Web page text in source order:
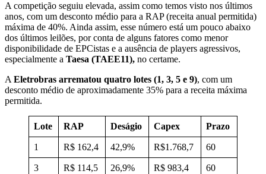
A competição seguiu elevada, assim como temos visto nos últimos
anos, com um desconto médio para a RAP (receita anual permitida)
máxima de 40%. Ainda assim, esse número está um pouco abaixo
dos últimos leilões, por conta de alguns fatores como menor
disponibilidade de EPCistas e a ausência de players agressivos,
especialmente a Taesa (TAEE11), no certame.
A Eletrobras arrematou quatro lotes (1, 3, 5 e 9), com um
desconto médio de aproximadamente 35% para a receita máxima
permitida.
Lote RAP Deságio Capex Prazo
1 R$ 162,4 42,9% R$1.768,7 60
3 R$ 114,5 26,9% R$ 983,4 60